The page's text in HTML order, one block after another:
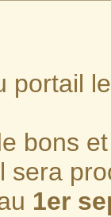
portail
bons
sera
1er